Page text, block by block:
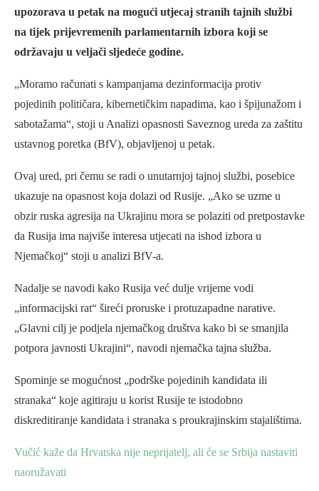
upozorava u petak na mogući utjecaj stranih tajnih službi
na tijek prijevremenih parlamentarnih izbora koji se
održavaju u veljači sljedeće godine.
„Moramo računati s kampanjama dezinformacija protiv
pojedinih političara, kibernetičkim napadima, kao i špijunažom i
sabotažama“, stoji u Analizi opasnosti Saveznog ureda za zaštitu
ustavnog poretka (BfV), objavljenoj u petak.
Ovaj ured, pri čemu se radi o unutarnjoj tajnoj službi, posebice
ukazuje na opasnost koja dolazi od Rusije. „Ako se uzme u
obzir ruska agresija na Ukrajinu mora se polaziti od pretpostavke
da Rusija ima najviše interesa utjecati na ishod izbora u
Njemačkoj“ stoji u analizi BfV-a.
Nadalje se navodi kako Rusija već dulje vrijeme vodi
„informacijski rat“ šireći proruske i protuzapadne narative.
„Glavni cilj je podjela njemačkog društva kako bi se smanjila
potpora javnosti Ukrajini“, navodi njemačka tajna služba.
Spominje se mogućnost „podrške pojedinih kandidata ili
stranaka“ koje agitiraju u korist Rusije te istodobno
diskreditiranje kandidata i stranaka s proukrajinskim stajalištima.
Vučić kaže da Hrvatska nije neprijatelj, ali će se Srbija nastaviti
naoružavati